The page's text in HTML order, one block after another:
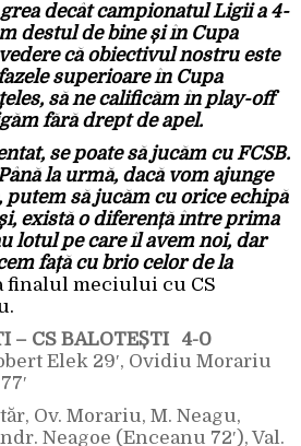
decât campionatul Ligii a 4-
destul de bine și în Cupa
că obiectivul nostru este
superioare în Cupa
să ne calificăm în play-off
fără drept de apel.
se poate să jucăm cu FCSB.
la urmă, dacă vom ajunge
putem să jucăm cu orice echipă
există o diferență între prima
lotul pe care îl avem noi, dar
față cu brio celor de la
finalul meciului cu CS
– CS BALOTEȘTI 4-0
Elek 29′, Ovidiu Morariu
Ov. Morariu, M. Neagu,
Neagoe (Enceanu 72′), Val.